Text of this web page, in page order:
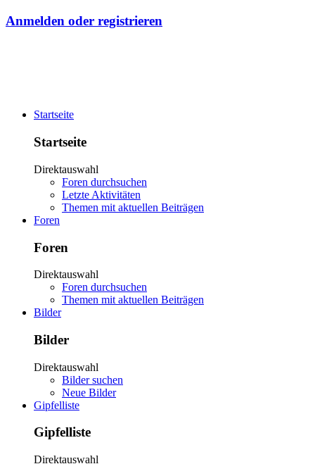
Anmelden oder registrieren
Startseite
Startseite
Direktauswahl
Foren durchsuchen
Letzte Aktivitäten
Themen mit aktuellen Beiträgen
Foren
Foren
Direktauswahl
Foren durchsuchen
Themen mit aktuellen Beiträgen
Bilder
Bilder
Direktauswahl
Bilder suchen
Neue Bilder
Gipfelliste
Gipfelliste
Direktauswahl